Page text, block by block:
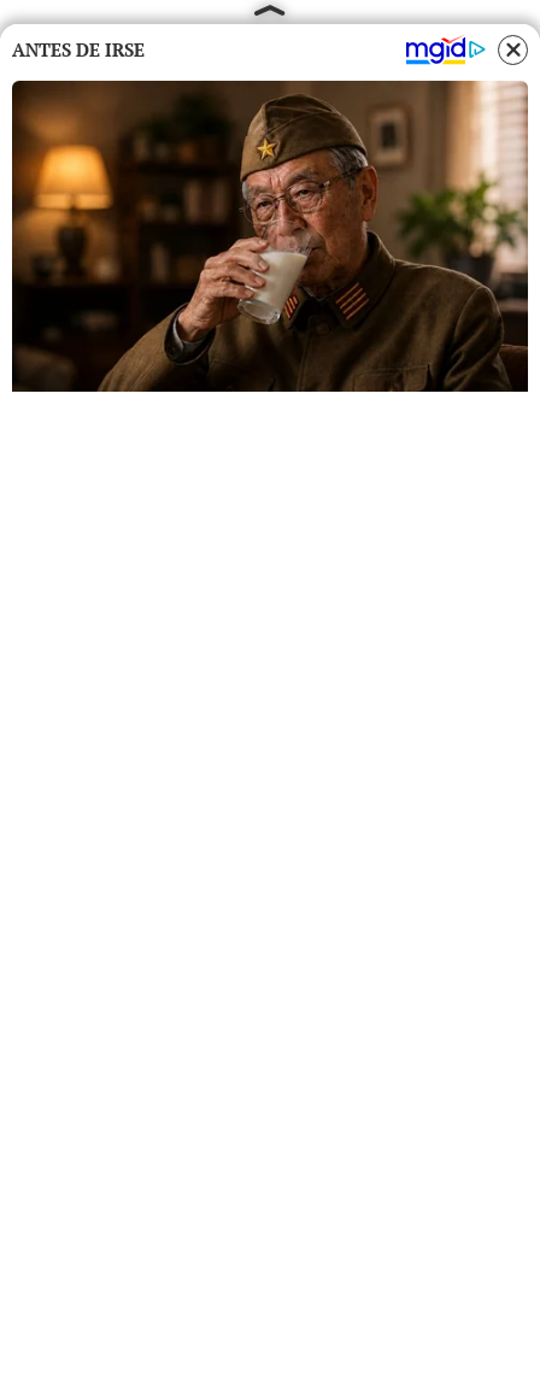
ANTES DE IRSE